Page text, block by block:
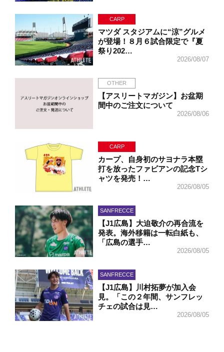
CARP
マツダ スタジアムに“涼”グルメ
が登場！８月６試合限定で『夏
祭り202…
2026/08/07
OTHER
【アスリートマガジン】お盆期
間中のご注文について
2026/08/06
CARP
カープ、自身初のサヨナラ本塁
打を放ったファビアンの記念Tシ
ャツを発売！…
2026/08/05
SANFRECCE
【J1広島】大迫敬介の再合流を
発表。海外移籍は一転白紙も、
「広島の選手…
2026/08/05
SANFRECCE
【J1広島】川村拓夢が加入会
見。「この２年間、サンフレッ
チェの試合は見…
2026/08/05